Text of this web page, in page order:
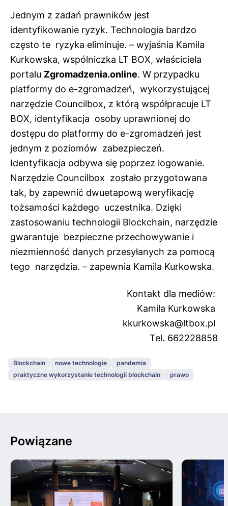
Jednym z zadań prawników jest
identyfikowanie ryzyk. Technologia bardzo
często te ryzyka eliminuje. – wyjaśnia Kamila
Kurkowska, wspólniczka LT BOX, właściciela
portalu Zgromadzenia.online. W przypadku
platformy do e-zgromadzeń, wykorzystującej
narzędzie Councilbox, z którą współpracuje LT
BOX, identyfikacja osoby uprawnionej do
dostępu do platformy do e-zgromadzeń jest
jednym z poziomów zabezpieczeń.
Identyfikacja odbywa się poprzez logowanie.
Narzędzie Councilbox zostało przygotowana
tak, by zapewnić dwuetapową weryfikację
tożsamości każdego uczestnika. Dzięki
zastosowaniu technologii Blockchain, narzędzie
gwarantuje bezpieczne przechowywanie i
niezmienność danych przesyłanych za pomocą
tego narzędzia. – zapewnia Kamila Kurkowska.
Kontakt dla mediów:
Kamila Kurkowska
kkurkowska@ltbox.pl
Tel. 662228858
Blockchain nowe technologie
pandemia
praktyczne wykorzystanie technologii blockchain
prawo
Powiązane